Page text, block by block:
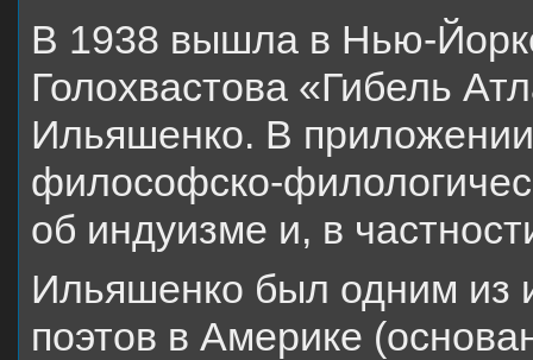
В 1938 вышла в Нью-
Голохвастова «Гибель
Ильяшенко. В приложении
философско-
об индуизме и, в
Ильяшенко был одним из
поэтов в Америке